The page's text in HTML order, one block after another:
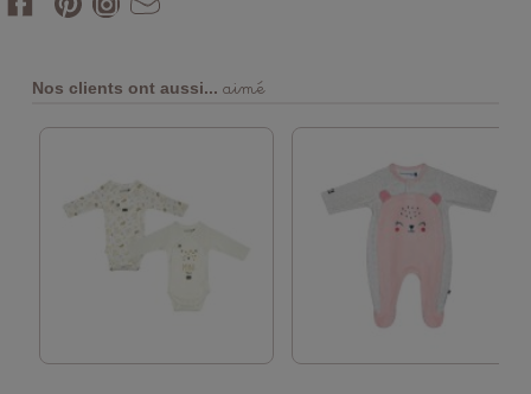
Nos clients ont aussi... aimé